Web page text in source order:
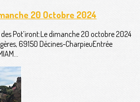
20 Octobre 2024
Pot’iront:Le dimanche 20 octobre 2024
69150 Décines-CharpieuEntrée